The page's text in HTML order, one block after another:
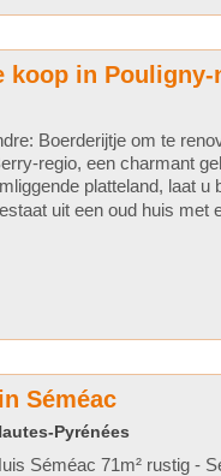
koop in Pouligny-
Boerderijtje om te
regio, een charmant
platteland, laat u
uit een oud huis met
Séméac
Pyrénées
Séméac 71m² rustig -